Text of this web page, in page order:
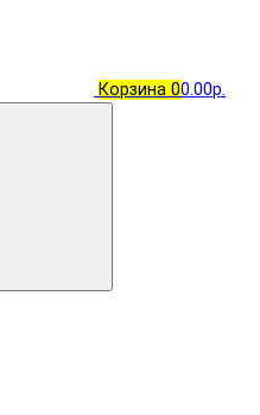
Корзина 00.00р.